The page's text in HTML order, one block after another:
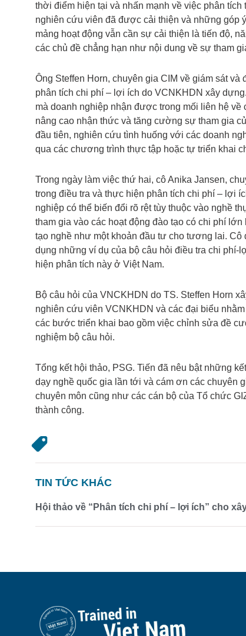
thời điểm hiện tại và nhấn mạnh về việc phân
nghiên cứu viên đã được cải thiện và những góp
mảng hoạt động vẫn cần sự cải thiện là tiến độ,
các chủ đề chẳng hạn như nội dung về sự tham
Ông Steffen Horn, chuyên gia CIM về giám sát
phân tích chi phí – lợi ích do VCNKHDN xây
mà doanh nghiệp nhận được trong mối liên hệ
nâng cao nhận thức và tăng cường sự tham gia
đầu tiên, nghiên cứu tình huống với các doanh
qua các chương trình thực tập hoặc tự triển khai
Trong ngày làm việc thứ hai, cô Anika Jansen,
trong điều tra và thực hiện phân tích chi phí – lợi
nghiệp có thể biến đổi rõ rệt tùy thuộc vào nghề
tham gia vào các hoạt động đào tạo có chi phí
tạo nghề như một khoản đầu tư cho tương lai.
dụng những ví dụ của bộ câu hỏi điều tra chi phí-
hiện phân tích này ở Việt Nam.
Bộ câu hỏi của VNCKHDN do TS. Steffen Horn
nghiên cứu viên VCNKHDN và các đại biểu
các bước triển khai bao gồm việc chỉnh sửa đề
nghiệm bộ câu hỏi.
Tổng kết hội thảo, PSG. Tiến đã nêu bật những
dạy nghề quốc gia lần tới và cám ơn các chuyên
chuyên môn cũng như các cán bộ của Tổ chức
thành công.
TIN TỨC KHÁC
Hội thảo về “Phân tích chi phí – lợi ích” cho